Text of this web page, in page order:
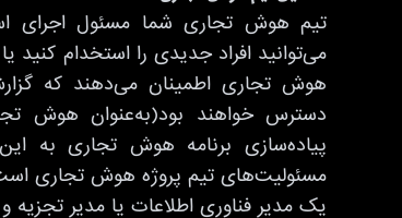
تیم هوش تجاری شما مسئول اجرای
می‌توانید افراد جدیدی را استخدام کنید
هوش تجاری اطمینان می‌دهند که
دسترس خواهند بود(به‌عنوان هوش
پیاده‌سازی برنامه هوش تجاری به
مسئولیت‌های تیم پروژه هوش تجاری
یک مدیر فناوری اطلاعات یا مدیر تجزیه